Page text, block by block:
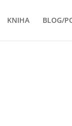
KNIHA BLOG/